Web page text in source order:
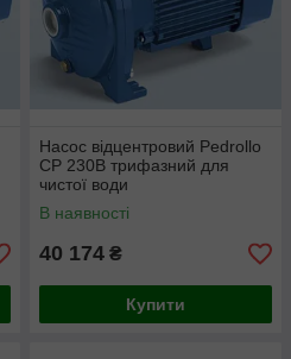
Насос відцентровий Pedrollo
CP 230B трифазний для
чистої води
В наявності
40 174 ₴
Купити